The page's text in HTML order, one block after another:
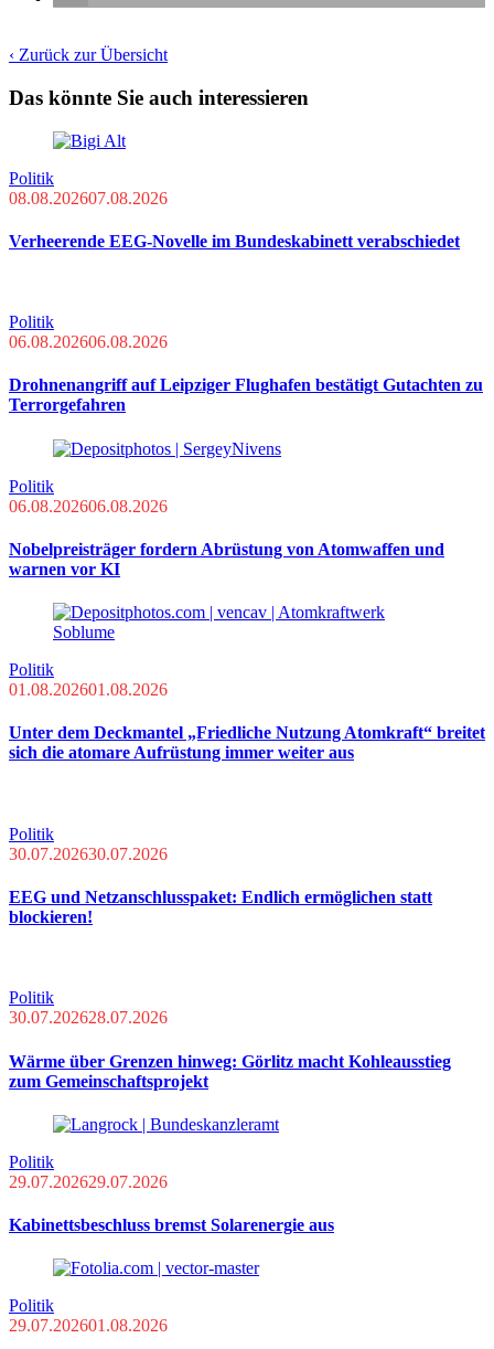
‹ Zurück zur Übersicht
Das könnte Sie auch interessieren
Politik
08.08.202607.08.2026
Verheerende EEG-Novelle im Bundeskabinett verabschiedet
Politik
06.08.202606.08.2026
Drohnenangriff auf Leipziger Flughafen bestätigt Gutachten zu
Terrorgefahren
Politik
06.08.202606.08.2026
Nobelpreisträger fordern Abrüstung von Atomwaffen und
warnen vor KI
Politik
01.08.202601.08.2026
Unter dem Deckmantel „Friedliche Nutzung Atomkraft“ breitet
sich die atomare Aufrüstung immer weiter aus
Politik
30.07.202630.07.2026
EEG und Netzanschlusspaket: Endlich ermöglichen statt
blockieren!
Politik
30.07.202628.07.2026
Wärme über Grenzen hinweg: Görlitz macht Kohleausstieg
zum Gemeinschaftsprojekt
Politik
29.07.202629.07.2026
Kabinettsbeschluss bremst Solarenergie aus
Politik
29.07.202601.08.2026